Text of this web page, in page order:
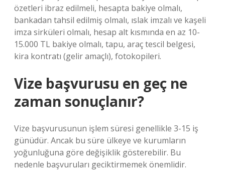
özetleri ibraz edilmeli, hesapta bakiye olmalı,
bankadan tahsil edilmiş olmalı, ıslak imzalı ve kaşeli
imza sirküleri olmalı, hesap alt kısmında en az 10-
15.000 TL bakiye olmalı, tapu, araç tescil belgesi,
kira kontratı (gelir amaçlı), fotokopileri.
Vize başvurusu en geç ne
zaman sonuçlanır?
Vize başvurusunun işlem süresi genellikle 3-15 iş
günüdür. Ancak bu süre ülkeye ve kurumların
yoğunluğuna göre değişiklik gösterebilir. Bu
nedenle başvuruları geciktirmemek önemlidir.